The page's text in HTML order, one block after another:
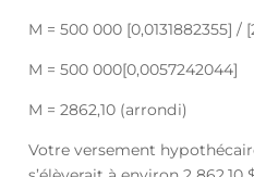
M = 500 000 [0,0131882355] /
M = 500 000[0,0057242044]
M = 2862,10 (arrondi)
Votre versement